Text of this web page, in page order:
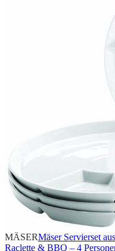
MÄSERMäser Servierset
Raclette & BBQ – 4